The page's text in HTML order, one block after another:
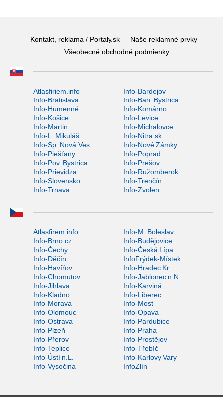
Kontakt, reklama / Portaly.sk
Naše reklamné prvky
Všeobecné obchodné podmienky
Atlasfiriem.info
Info-Bardejov
Info-Bratislava
Info-Ban. Bystrica
Info-Humenné
Info-Komárno
Info-Košice
Info-Levice
Info-Martin
Info-Michalovce
Info-L. Mikuláš
Info-Nitra.sk
Info-Sp. Nová Ves
Info-Nové Zámky
Info-Piešťany
Info-Poprad
Info-Pov. Bystrica
Info-Prešov
Info-Prievidza
Info-Ružomberok
Info-Slovensko
Info-Trenčín
Info-Trnava
Info-Zvolen
Atlasfirem.info
Info-M. Boleslav
Info-Brno.cz
Info-Budějovice
Info-Čechy
Info-Česká Lípa
Info-Děčín
InfoFrýdek-Místek
Info-Havířov
Info-Hradec Kr.
Info-Chomutov
Info-Jablonec n.N.
Info-Jihlava
Info-Karviná
Info-Kladno
Info-Liberec
Info-Morava
Info-Most
Info-Olomouc
Info-Opava
Info-Ostrava
Info-Pardubice
Info-Plzeň
Info-Praha
Info-Přerov
Info-Prostějov
Info-Teplice
Info-Třebíč
Info-Ústí n.L.
Info-Karlovy Vary
Info-Vysočina
InfoZlín